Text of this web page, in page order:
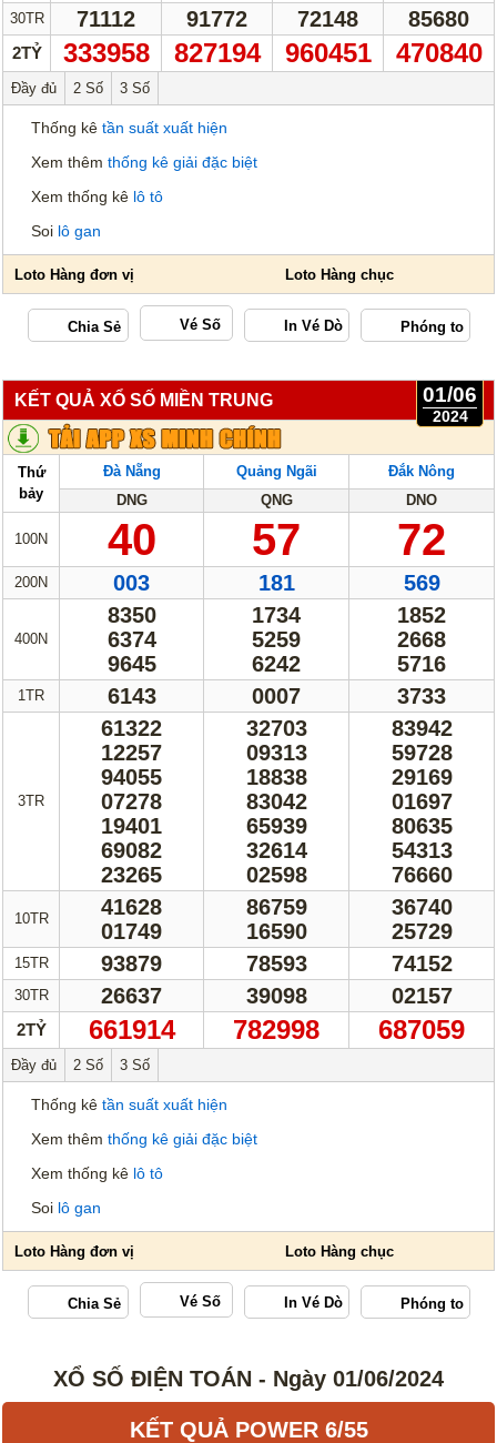
Giải Đặc Biệt Kiểm Tra Gan Cực Đại
Tần Suất Tần Suất Chi Tiết
Lotto 5/35 Mega 6/45
Power 6/55
In Vé Dò
Miền Nam Miền Trung
Miền Bắc Lotto 5/35
Max3D Pro Max 3D
Dò kết quả
Truyền thống Mega 6/45
Power 6/65
Max 3D Max3D Pro
Thống kê XSMN Thống kê XSMT
Thống kê XSMB Tin tức tổng hợp
30TR 71112 91772 72148 85680
2TỶ 333958 827194 960451 470840
Đầy đủ 2 Số 3 Số
Thống kê tần suất xuất hiện
Xem thêm thống kê giải đặc biệt
Xem thống kê lô tô
Soi lô gan
Vé Số
KẾT QUẢ XỔ SỐ MIỀN TRUNG 01/06
2024
Thứ
bảy
Đà Nẵng Quảng Ngãi
Đắk Nông
DNG
QNG DNO
100N 40 57 72
200N 003 181 569
400N
8350
6374
9645
1734
5259
6242
1852
2668
5716
1TR 6143 0007 3733
3TR
61322
12257
94055
07278
19401
69082
23265
32703
09313
18838
83042
65939
32614
02598
83942
59728
29169
01697
80635
54313
76660
10TR
41628
01749
86759
16590
36740
25729
15TR 93879 78593 74152
30TR 26637 39098 02157
2TỶ 661914 782998 687059
Đầy đủ 2 Số 3 Số
Thống kê tần suất xuất hiện
Xem thêm thống kê giải đặc biệt
Xem thống kê lô tô
Soi lô gan
Vé Số
XỔ SỐ ĐIỆN TOÁN - Ngày 01/06/2024
KẾT QUẢ POWER 6/55